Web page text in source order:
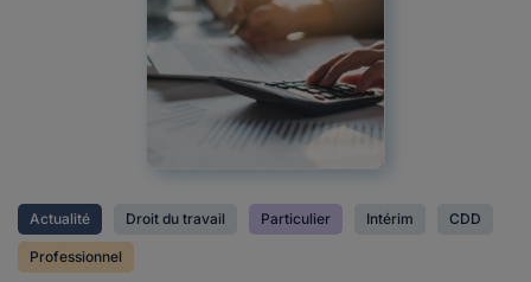
Actualité Droit du travail Particulier Intérim CDD
Professionnel